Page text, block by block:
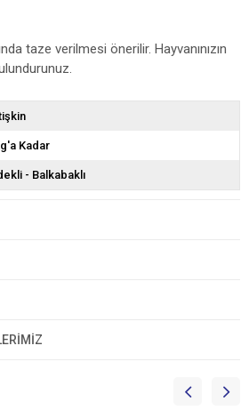
taze verilmesi önerilir. Hayvanınızın
Kadar
- Balkabaklı